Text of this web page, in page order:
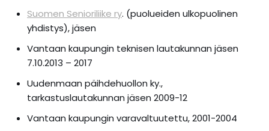
Suomen Senioriliike ry. (puolueiden ulkopuolinen
yhdistys), jäsen
Vantaan kaupungin teknisen lautakunnan jäsen
7.10.2013 – 2017
Uudenmaan päihdehuollon ky.,
tarkastuslautakunnan jäsen 2009-12
Vantaan kaupungin varavaltuutettu, 2001-2004